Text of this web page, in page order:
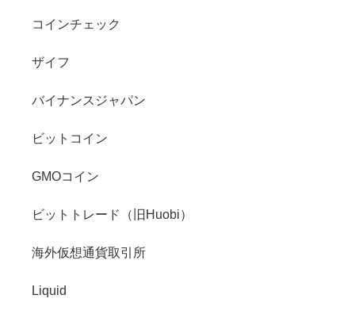
コインチェック
ザイフ
バイナンスジャパン
ビットコイン
GMOコイン
ビットトレード（旧Huobi）
海外仮想通貨取引所
Liquid